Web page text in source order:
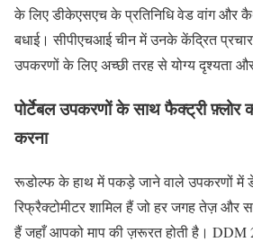
के लिए डीकेएसएच के प्रतिनिधि वेड वांग और
बधाई। सीपीएचआई चीन में उनके केंद्रित
उपकरणों के लिए अच्छी तरह से योग्य दृश्यता
पोर्टेबल उपकरणों के साथ फैक्ट्री फ़्लोर
करना
रूडोल्फ के हाथ में पकड़े जाने वाले उपकरणों में
रिफ्रैक्टोमीटर शामिल हैं जो हर जगह तेज़ और
हैं जहाँ आपको माप की ज़रूरत होती है। DDM